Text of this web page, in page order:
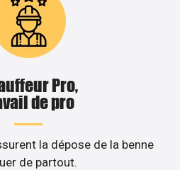
Pro,
de pro
la dépose de la benne
de partout.